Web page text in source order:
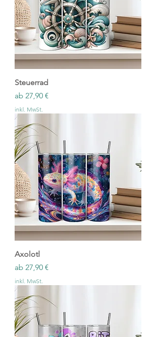
Steuerrad
ab 27,90 €
Sale-Preis
inkl. MwSt.
Axolotl
ab 27,90 €
Sale-Preis
inkl. MwSt.